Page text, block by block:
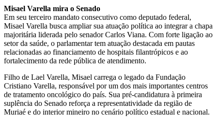
Misael Varella mira o Senado
Em seu terceiro mandato consecutivo como deputado federal,
Misael Varella busca ampliar sua atuação política ao integrar a chapa
majoritária liderada pelo senador Carlos Viana. Com forte ligação ao
setor da saúde, o parlamentar tem atuação destacada em pautas
relacionadas ao financiamento de hospitais filantrópicos e ao
fortalecimento da rede pública de atendimento.
Filho de Lael Varella, Misael carrega o legado da Fundação
Cristiano Varella, responsável por um dos mais importantes centros
de tratamento oncológico do país. Sua pré-candidatura à primeira
suplência do Senado reforça a representatividade da região de
Muriaé e do interior mineiro no cenário político estadual e nacional.